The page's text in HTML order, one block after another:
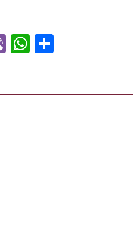
ViberWhatsApp